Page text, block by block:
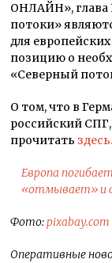
ОНЛАЙН», глава
потоки»
для
позицию о
«Северный
О том, что в
российский
прочитать здесь.
Европа погибает
«отмывает» и
Фото:pixabay.com
Оперативные